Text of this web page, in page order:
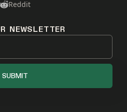
Reddit
NEWSLETTER